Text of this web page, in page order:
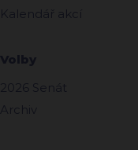
Kalendář akcí
Volby
2026 Senát
Archiv